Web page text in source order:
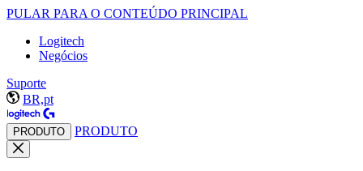
PULAR PARA O CONTEÚDO PRINCIPAL
Logitech
Negócios
Suporte
BR,pt
PRODUTO PRODUTO